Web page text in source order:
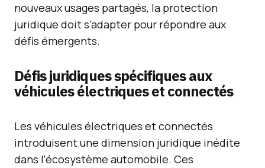
nouveaux usages partagés, la protection
juridique doit s’adapter pour répondre aux
défis émergents.
Défis juridiques spécifiques aux
véhicules électriques et connectés
Les véhicules électriques et connectés
introduisent une dimension juridique inédite
dans l’écosystème automobile. Ces